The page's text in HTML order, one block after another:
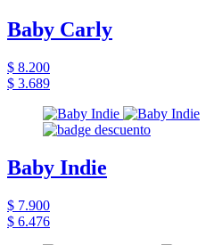
Baby Carly
$ 8.200
$ 3.689
Baby Indie
$ 7.900
$ 6.476